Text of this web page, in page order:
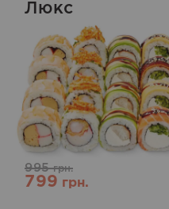
Люкс
995грн.
799грн.